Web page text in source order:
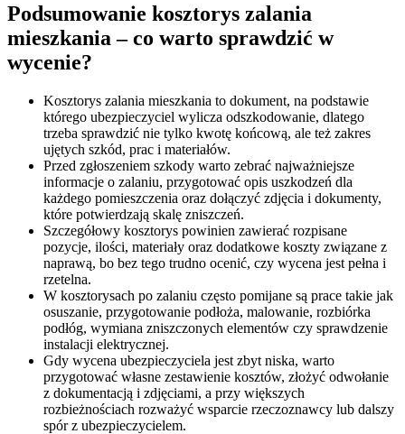
Podsumowanie kosztorys zalania
mieszkania – co warto sprawdzić w
wycenie?
Kosztorys zalania mieszkania to dokument, na podstawie
którego ubezpieczyciel wylicza odszkodowanie, dlatego
trzeba sprawdzić nie tylko kwotę końcową, ale też zakres
ujętych szkód, prac i materiałów.
Przed zgłoszeniem szkody warto zebrać najważniejsze
informacje o zalaniu, przygotować opis uszkodzeń dla
każdego pomieszczenia oraz dołączyć zdjęcia i dokumenty,
które potwierdzają skalę zniszczeń.
Szczegółowy kosztorys powinien zawierać rozpisane
pozycje, ilości, materiały oraz dodatkowe koszty związane z
naprawą, bo bez tego trudno ocenić, czy wycena jest pełna i
rzetelna.
W kosztorysach po zalaniu często pomijane są prace takie jak
osuszanie, przygotowanie podłoża, malowanie, rozbiórka
podłóg, wymiana zniszczonych elementów czy sprawdzenie
instalacji elektrycznej.
Gdy wycena ubezpieczyciela jest zbyt niska, warto
przygotować własne zestawienie kosztów, złożyć odwołanie
z dokumentacją i zdjęciami, a przy większych
rozbieżnościach rozważyć wsparcie rzeczoznawcy lub dalszy
spór z ubezpieczycielem.